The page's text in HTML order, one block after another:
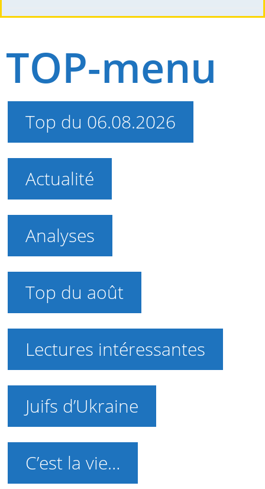
TOP-menu
Top du 06.08.2026
Actualité
Analyses
Top du août
Lectures intéressantes
Juifs d’Ukraine
C’est la vie…